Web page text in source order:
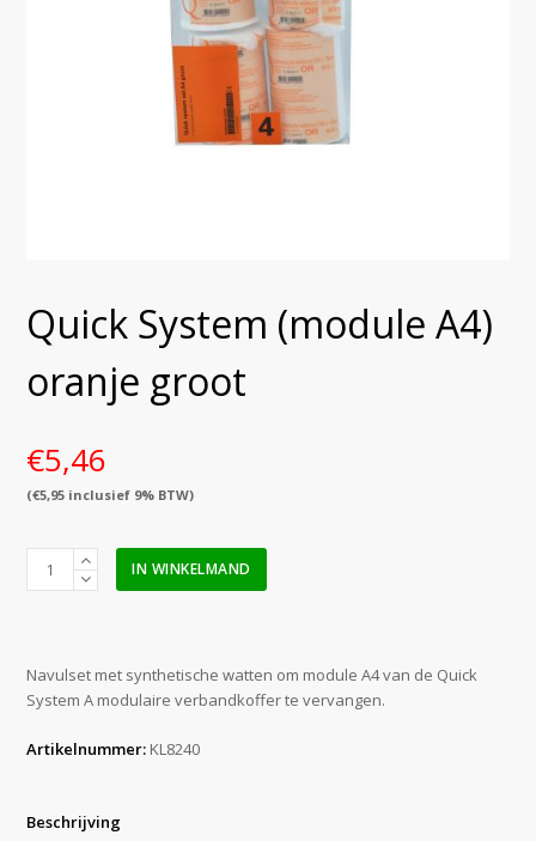
Quick System (module A4)
oranje groot
€5,46
(€5,95 inclusief 9% BTW)
groot
aantal
IN WINKELMAND
Navulset met synthetische watten om module A4 van de Quick
System A modulaire verbandkoffer te vervangen.
Artikelnummer: KL8240
Beschrijving